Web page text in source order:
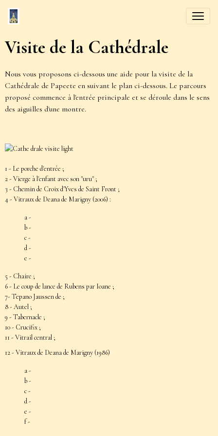
Visite de la Cathédrale
Nous vous proposons ci-dessous une aide pour la visite de la
Cathédrale de Papeete en suivant le plan ci-dessous. Le parcours
proposé commence à l'entrée principale et se déroule dans le sens
des aiguilles d'une montre.
1 - Le porche d'entrée ;
2 - Vierge à l'enfant avec son "uru";
3 - Chemin de Croix d'Yves de Saint Front ;
4 - Vitraux de Deana de Marigny (2006) :
a -
b -
c -
d -
e -
5 - Chaire ;
6 - Le coup de lance de Rubens par Ioane ;
7- Tepano Jaussen de ;
8 - Autel ;
9 - Tabernacle ;
10 - Crucifix ;
​11 - Vitrail central;
12 - Vitraux de Deana de Marigny (1986)
a -
b -
c -
d -
e -
f -